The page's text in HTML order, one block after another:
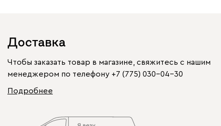
Доставка
Чтобы заказать товар в магазине, свяжитесь с нашим
менеджером по телефону +7 (775) 030-04-30
Подробнее